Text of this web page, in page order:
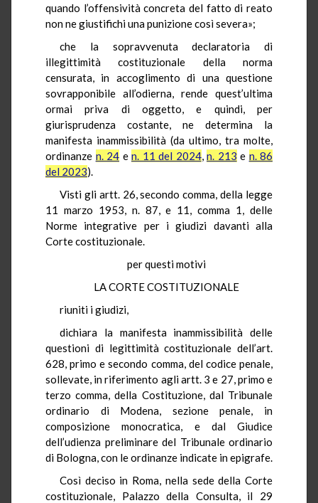
quando l’offensività concreta del fatto di reato
non ne giustifichi una punizione così severa»;
che la sopravvenuta declaratoria di
illegittimità costituzionale della norma
censurata, in accoglimento di una questione
sovrapponibile all’odierna, rende quest’ultima
ormai priva di oggetto, e quindi, per
giurisprudenza costante, ne determina la
manifesta inammissibilità (da ultimo, tra molte,
ordinanze n. 24 e n. 11 del 2024, n. 213 e n. 86
del 2023).
Visti gli artt. 26, secondo comma, della legge
11 marzo 1953, n. 87, e 11, comma 1, delle
Norme integrative per i giudizi davanti alla
Corte costituzionale.
per questi motivi
LA CORTE COSTITUZIONALE
riuniti i giudizi,
dichiara la manifesta inammissibilità delle
questioni di legittimità costituzionale dell’art.
628, primo e secondo comma, del codice penale,
sollevate, in riferimento agli artt. 3 e 27, primo e
terzo comma, della Costituzione, dal Tribunale
ordinario di Modena, sezione penale, in
composizione monocratica, e dal Giudice
dell’udienza preliminare del Tribunale ordinario
di Bologna, con le ordinanze indicate in epigrafe.
Così deciso in Roma, nella sede della Corte
costituzionale, Palazzo della Consulta, il 29